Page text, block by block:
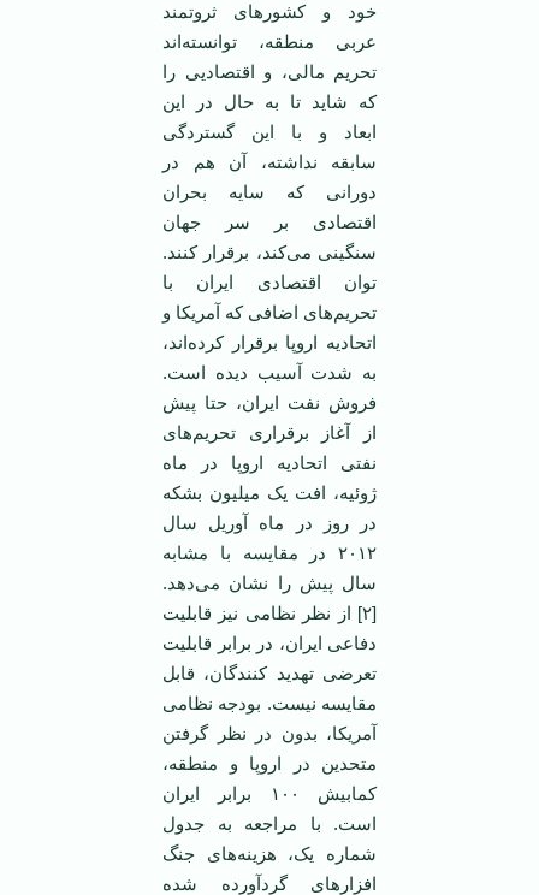
خود و کشورهای ثروتمند
عربی منطقه، توانسته‌اند
تحریم مالی، و اقتصادیی را
که شاید تا به حال در این
ابعاد و با این گستردگی
سابقه نداشته، آن هم در
دورانی که سایه بحران
اقتصادی بر سر جهان
سنگینی می‌کند، برقرار کنند.
توان اقتصادی ایران با
تحریم‌های اضافی که آمریکا و
اتحادیه اروپا برقرار کرده‌اند،
به شدت آسیب دیده است.
فروش نفت ایران، حتا پیش
از آغاز برقراری تحریم‌های
نفتی اتحادیه اروپا در ماه
ژوئیه، افت یک میلیون بشکه
در روز در ماه آوریل سال
۲۰۱۲ در مقایسه با مشابه
سال پیش را نشان می‌دهد.
[۲] از نظر نظامی نیز قابلیت
دفاعی ایران، در برابر قابلیت
تعرضی تهدید کنندگان، قابل
مقایسه نیست. بودجه نظامی
آمریکا، بدون در نظر گرفتن
متحدین در اروپا و منطقه،
کمابیش ۱۰۰ برابر ایران
است. با مراجعه به جدول
شماره یک، هزینه‌های جنگ
افزارهای گردآورده شده